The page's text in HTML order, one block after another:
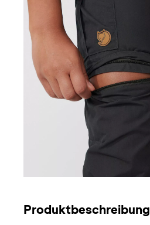
Produktbeschreibung